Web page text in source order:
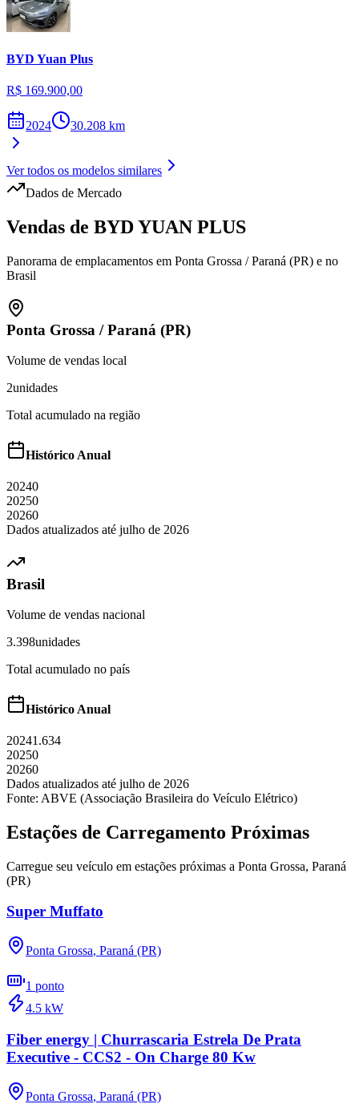
BYD Yuan Plus
R$ 169.900,00
2024 30.208 km
Ver todos os modelos similares
Dados de Mercado
Vendas de BYDYUAN PLUS
Panorama de emplacamentos em Ponta Grossa / Paraná (PR) e no
Brasil
Ponta Grossa /Paraná (PR)
Volume de vendas local
2unidades
Total acumulado na região
Histórico Anual
20240
20250
20260
Dados atualizados até julho de 2026
Brasil
Volume de vendas nacional
3.398unidades
Total acumulado no país
Histórico Anual
20241.634
20250
20260
Dados atualizados até julho de 2026
Fonte: ABVE (Associação Brasileira do Veículo Elétrico)
Estações de Carregamento Próximas
Carregue seu veículo em estações próximas a Ponta Grossa, Paraná
(PR)
Super Muffato
Ponta Grossa, Paraná (PR)
1 ponto
4.5 kW
Fiber energy | Churrascaria Estrela De Prata
Executive - CCS2 - On Charge 80 Kw
Ponta Grossa, Paraná (PR)